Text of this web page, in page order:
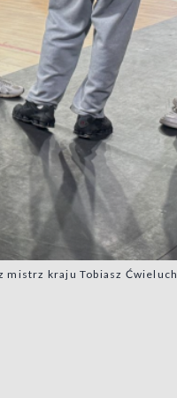
mistrz kraju Tobiasz Ćwieluch